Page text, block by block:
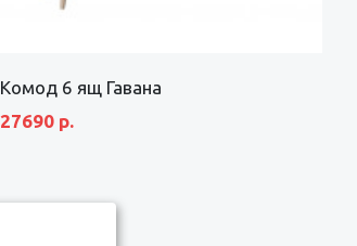
Комод 6 ящ Гавана
27690 р.